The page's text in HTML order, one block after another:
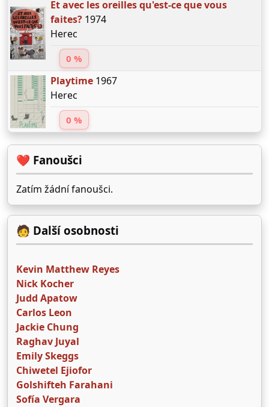
Et avec les oreilles qu'est-ce que vous
faites?1974
Herec
0 %
Playtime1967
Herec
0 %
❤️ Fanoušci
Zatím žádní fanoušci.
🧑 Další osobnosti
Kevin Matthew Reyes
Nick Kocher
Judd Apatow
Carlos Leon
Jackie Chung
Raghav Juyal
Emily Skeggs
Chiwetel Ejiofor
Golshifteh Farahani
Sofía Vergara